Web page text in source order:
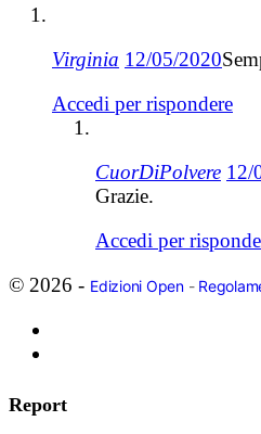
Virginia 12/05/2020
Accedi per rispondere
CuorDiPolvere 12/
Grazie.
Accedi per
© 2026 - Edizioni Open-
Report